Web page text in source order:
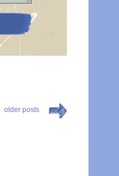
older posts